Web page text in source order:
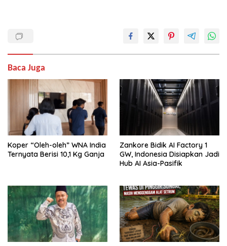
Baca Juga
Koper “Oleh-oleh” WNA India
Ternyata Berisi 10,1 Kg Ganja
Zankore Bidik AI Factory 1
GW, Indonesia Disiapkan Jadi
Hub AI Asia-Pasifik